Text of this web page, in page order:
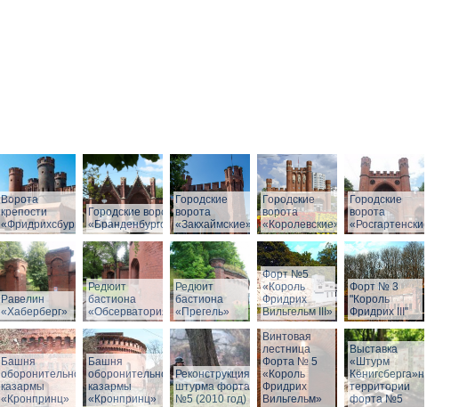
Ворота
крепости
«Фридрихсбург»
Городские ворота
«Бранденбургские»
Городские
ворота
«Закхаймские»
Городские
ворота
«Королевские»
Городские
ворота
«Росгартенские»
Равелин
«Хаберберг»
Редюит
бастиона
«Обсерватория»
Редюит
бастиона
«Прегель»
Форт №5
«Король
Фридрих
Вильгельм III»
Форт № 3
"Король
Фридрих III"
Башня
оборонительной
казармы
«Кронпринц»
Башня
оборонительной
казармы
«Кронпринц»
Реконструкция
штурма форта
№5 (2010 год)
Винтовая
лестница
Форта № 5
«Король
Фридрих
Вильгельм»
Выставка
«Штурм
Кёнигсберга»на
территории
форта №5